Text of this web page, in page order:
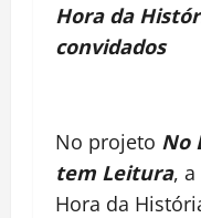
Hora da
convidados
No projeto No
tem Leitura, a
Hora da